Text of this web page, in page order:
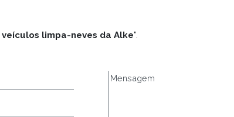
veículos limpa-neves da Alke'.